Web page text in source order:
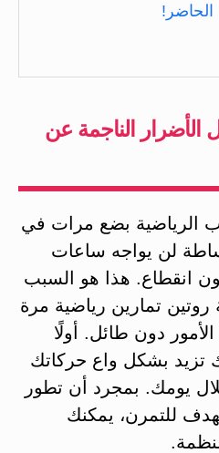
الأضرار الناجمة عن
الرياضية بضع مرات في
لن يواجه ساعات
انقطاع. هذا هو السبب
تمارين رياضية مرة
دون طائل. أولًا
تزيد بشكل واع حركاتك
يومك. بمجرد أن تطور
للتمرن، يمكنك